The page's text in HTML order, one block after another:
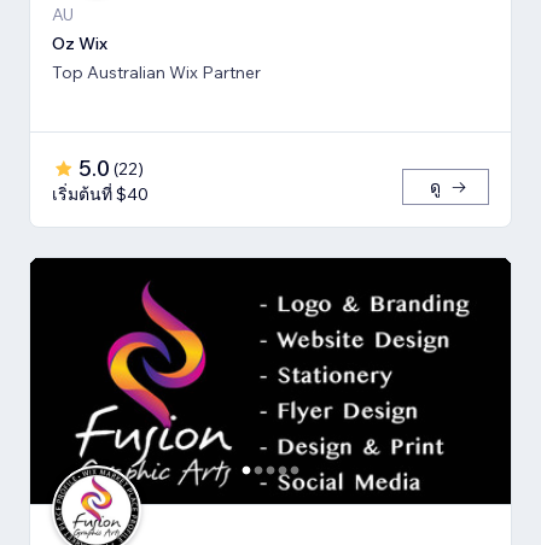
AU
Oz Wix
Top Australian Wix Partner
5.0 (22)
เริ่มต้นที่ $40
ดู